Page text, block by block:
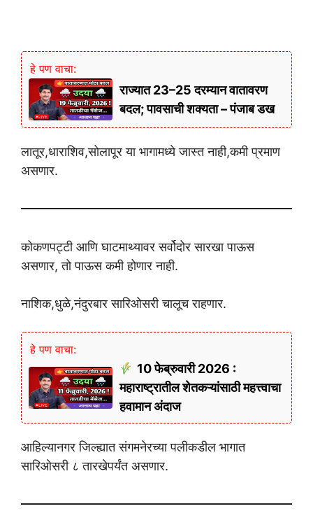
हे पण वाचा:
राज्यात 23–25 दरम्यान वातावरण
बदल; पावसाची शक्यता – पंजाब डख
लातूर,धाराशिव,सोलापूर या भागामध्ये जास्त नाही,कमी प्रमाण
असणार.
कोकणपट्टी आणि घाटमाथ्यावर सर्वोदोर सारखा पाऊस
असणार, तो पाऊस कमी होणार नाही.
नाशिक,धुळे,नंदुरबार सारिओसरी चालूच राहणार.
हे पण वाचा:
10 फेब्रुवारी 2026 :
महाराष्ट्रातील शेतकऱ्यांसाठी महत्त्वाचा
हवामान अंदाज
आहिल्यानगर जिल्ह्यात संगमनेरच्या पलीकडील भागात
सारिओसरी ८ तारखेपर्यंत असणार.